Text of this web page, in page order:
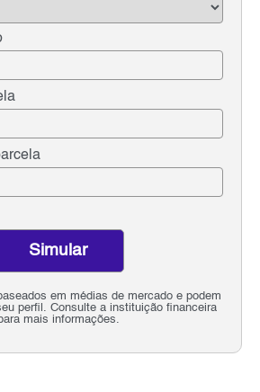
em médias de mercado e podem
perfil. Consulte a instituição financeira
mais informações.
Simular